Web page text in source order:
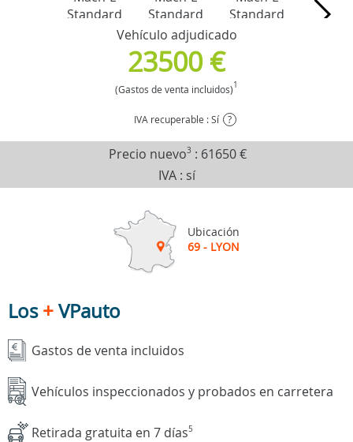
Vehículo adjudicado
23500 €
(Gastos de venta incluidos)1
IVA recuperable : Sí ?
Precio nuevo3 : 61650 €
IVA : sí
Ubicación
69 - LYON
Los+VPauto
Gastos de venta incluidos
Vehículos inspeccionados y probados en carretera
Retirada gratuita en 7 días5